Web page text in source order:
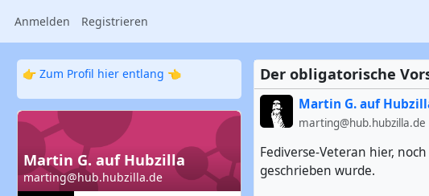
Anmelden Registrieren
👉 Zum Profil hier entlang 👈
Martin G. auf Hubzilla
marting@hub.hubzilla.de
Der obligatorische
Martin G. auf
marting@hub.hubzilla.de
Fediverse-Veteran hier,
geschrieben wurde.